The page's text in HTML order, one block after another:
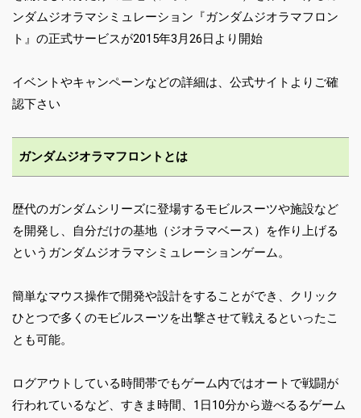
ンダムジオラマシミュレーション『ガンダムジオラマフロン
ト』の正式サービスが2015年3月26日より開始
イベントやキャンペーンなどの詳細は、公式サイトよりご確
認下さい
ガンダムジオラマフロントとは
歴代のガンダムシリーズに登場するモビルスーツや施設など
を開発し、自分だけの基地（ジオラマベース）を作り上げる
というガンダムジオラマシミュレーションゲーム。
簡単なマウス操作で開発や設計をすることができ、クリック
ひとつで多くのモビルスーツを出撃させて戦えるといったこ
とも可能。
ログアウトしている時間帯でもゲーム内ではオートで戦闘が
行われているなど、すきま時間、1日10分から遊べるるゲーム